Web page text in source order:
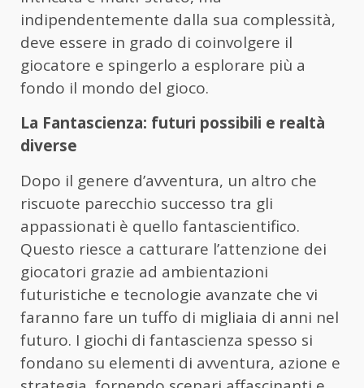
indipendentemente dalla sua complessità,
deve essere in grado di coinvolgere il
giocatore e spingerlo a esplorare più a
fondo il mondo del gioco.
La Fantascienza: futuri possibili e realtà
diverse
Dopo il genere d’avventura, un altro che
riscuote parecchio successo tra gli
appassionati è quello fantascientifico.
Questo riesce a catturare l’attenzione dei
giocatori grazie ad ambientazioni
futuristiche e tecnologie avanzate che vi
faranno fare un tuffo di migliaia di anni nel
futuro. I giochi di fantascienza spesso si
fondano su elementi di avventura, azione e